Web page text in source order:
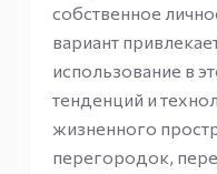
собственное
вариант
использование в
тенденций и
жизненного
перегородок,